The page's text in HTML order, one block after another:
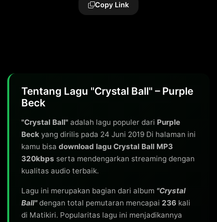
Copy Link
Tentang Lagu "Crystal Ball" – Purple
Beck
"Crystal Ball" adalah lagu populer dari Purple
Beck yang dirilis pada 24 Juni 2019 Di halaman ini
kamu bisa download lagu Crystal Ball MP3
320kbps serta mendengarkan streaming dengan
kualitas audio terbaik.
Lagu ini merupakan bagian dari album "Crystal
Ball"dengan total pemutaran mencapai 236 kali
di Matikiri. Popularitas lagu ini menjadikannya